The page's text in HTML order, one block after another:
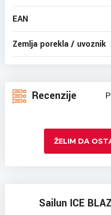
EAN
Zemlja porekla / uvoznik
Recenzije
ŽELIM DA
Sailun ICE